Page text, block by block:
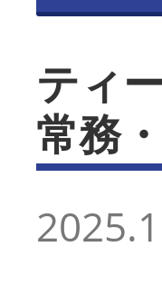
ティ
常務